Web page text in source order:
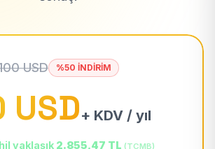
USD %50 İNDİRİM
USD+ KDV / yıl
yaklaşık 2.855,47 TL (TCMB)